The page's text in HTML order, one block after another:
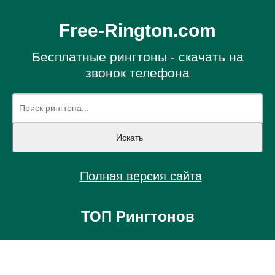
Free-Rington.com
Бесплатные рингтоны - скачать на
звонок телефона
Полная версия сайта
ТОП Рингтонов